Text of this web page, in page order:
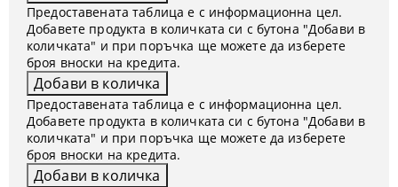
Предоставената таблица е с информационна цел.
Добавете продукта в количката си с бутона "Добави в
количката" и при поръчка ще можете да изберете
броя вноски на кредита.
Предоставената таблица е с информационна цел.
Добавете продукта в количката си с бутона "Добави в
количката" и при поръчка ще можете да изберете
броя вноски на кредита.